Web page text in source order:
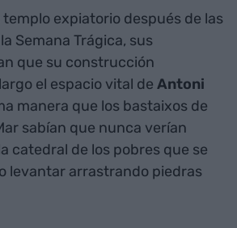
expiatorio después de las
Semana Trágica, sus
que su construcción
el espacio vital de Antoni
manera que los bastaixos de
sabían que nunca verían
catedral de los pobres que se
levantar arrastrando piedras